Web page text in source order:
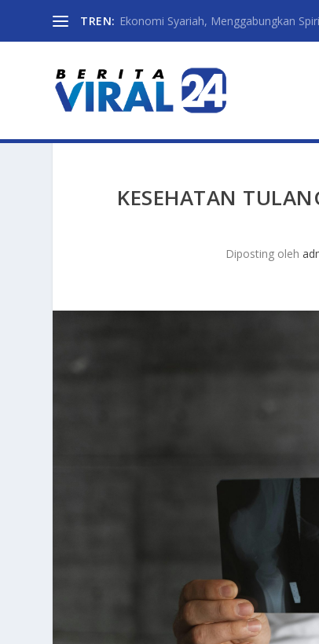
TREN: Ekonomi Syariah, Menggabungkan
KESEHATAN
Diposting oleh